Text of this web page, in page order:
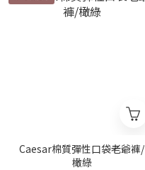
Caesar棉質彈性口袋老爺褲/
橄綠